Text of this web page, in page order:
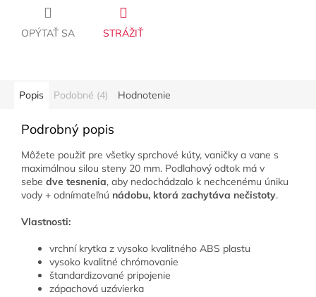
OPÝTAŤ SA STRÁŽIŤ
Popis Podobné (4) Hodnotenie
Podrobný popis
Môžete použiť pre všetky sprchové kúty, vaničky a vane s
maximálnou silou steny 20 mm. Podlahový odtok má v
sebe dve tesnenia, aby nedochádzalo k nechcenému úniku
vody + odnímateľnú nádobu, ktorá zachytáva nečistoty.
Vlastnosti:
vrchní krytka z vysoko kvalitného ABS plastu
vysoko kvalitné chrómovanie
štandardizované pripojenie
zápachová uzávierka